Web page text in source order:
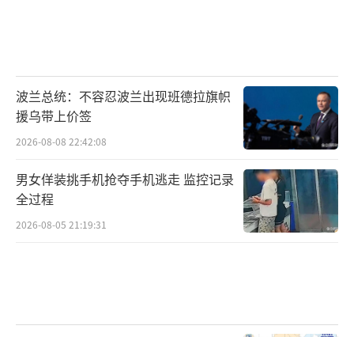
波兰总统：不容忍波兰出现班德拉旗帜
援乌带上价签
2026-08-08 22:42:08
男女佯装挑手机抢夺手机逃走 监控记录
全过程
2026-08-05 21:19:31